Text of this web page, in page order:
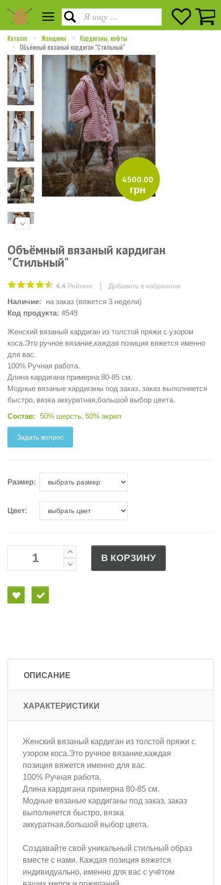
Каталог Женщины
Кардиганы, кофты
Объёмный вязаный кардиган "Стильный"
4500.00
грн
Объёмный вязаный кардиган
"Стильный"
4.4 Рейтинг | Добавить в избранное
Наличие:
на заказ (вяжется 3 недели)
Код продукта: #549
Женский вязаный кардиган из толстой пряжи с узором
коса.Это ручное вязание,каждая позиция вяжется именно
для вас.
100% Ручная работа.
Длина кардигана примерна 80-85 см.
Модные вязаные кардиганы под заказ, заказ выполняется
быстро, вязка аккуратная,большой выбор цвета.
Состав: 50% шерсть, 50% акрил
Задать вопрос
Размер:
Цвет:
В КОРЗИНУ
ОПИСАНИЕ
ХАРАКТЕРИСТИКИ
Женский вязаный кардиган из толстой пряжи с
узором коса.Это ручное вязание,каждая
позиция вяжется именно для вас.
100% Ручная работа.
Длина кардигана примерна 80-85 см.
Модные вязаные кардиганы под заказ, заказ
выполняется быстро, вязка
аккуратная,большой выбор цвета.
Создавайте свой уникальный стильный образ
вместе с нами. Каждая позиция вяжется
индивидуально, именно для вас с учётом